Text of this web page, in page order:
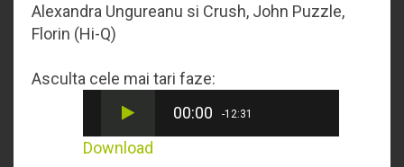
Alexandra Ungureanu si Crush, John Puzzle,
Florin (Hi-Q)
Asculta cele mai tari faze:
00:00
-12:31
Download